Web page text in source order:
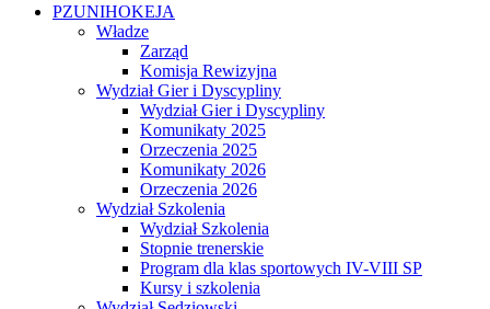
PZUNIHOKEJA
Władze
Zarząd
Komisja Rewizyjna
Wydział Gier i Dyscypliny
Wydział Gier i Dyscypliny
Komunikaty 2025
Orzeczenia 2025
Komunikaty 2026
Orzeczenia 2026
Wydział Szkolenia
Wydział Szkolenia
Stopnie trenerskie
Program dla klas sportowych IV-VIII SP
Kursy i szkolenia